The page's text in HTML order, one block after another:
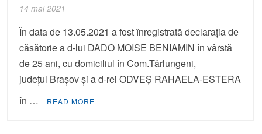
14 mai 2021
În data de 13.05.2021 a fost înregistrată declaraţia de
căsătorie a d-lui DADO MOISE BENIAMIN în vârstă
de 25 ani, cu domiciliul în Com.Tărlungeni,
judeţul Braşov şi a d-rei ODVEŞ RAHAELA-ESTERA
în …
READ MORE